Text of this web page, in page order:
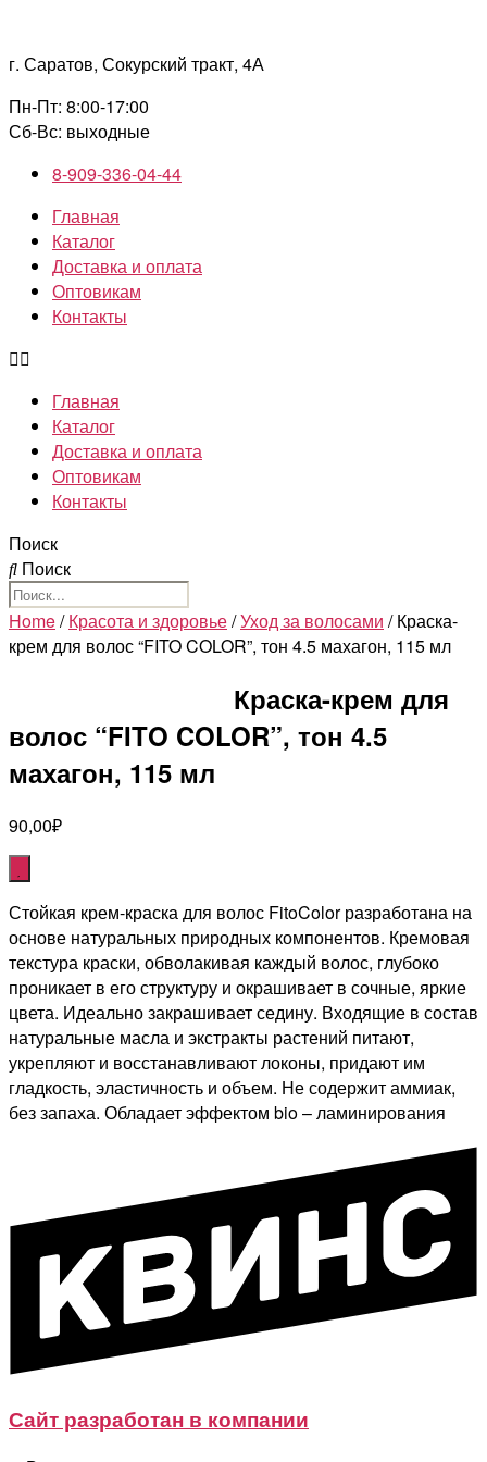
содержимому
г. Саратов, Сокурский тракт, 4А
Пн-Пт: 8:00-17:00
Сб-Вс: выходные
8-909-336-04-44
Главная
Каталог
Доставка и оплата
Оптовикам
Контакты
Главная
Каталог
Доставка и оплата
Оптовикам
Контакты
Поиск
Поиск
Home/Красота и здоровье/Уход за волосами / Краска-
крем для волос “FITO COLOR”, тон 4.5 махагон, 115 мл
Краска-крем для
волос “FITO COLOR”, тон 4.5
махагон, 115 мл
90,00₽
Стойкая крем-краска для волос FitoColor разработана на
основе натуральных природных компонентов. Кремовая
текстура краски, обволакивая каждый волос, глубоко
проникает в его структуру и окрашивает в сочные, яркие
цвета. Идеально закрашивает седину. Входящие в состав
натуральные масла и экстракты растений питают,
укрепляют и восстанавливают локоны, придают им
гладкость, эластичность и объем. Не содержит аммиак,
без запаха. Обладает эффектом bio – ламинирования
Сайт разработан в компании